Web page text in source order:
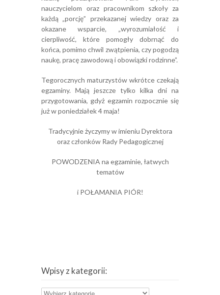
nauczycielom oraz pracownikom szkoły za
każdą „porcję” przekazanej wiedzy oraz za
okazane wsparcie, „wyrozumiałość i
cierpliwość, które pomogły dobrnąć do
końca, pomimo chwil zwątpienia, czy pogodzą
naukę, pracę zawodową i obowiązki rodzinne”.
Tegorocznych maturzystów wkrótce czekają
egzaminy. Mają jeszcze tylko kilka dni na
przygotowania, gdyż egzamin rozpocznie się
już w poniedziałek 4 maja!
Tradycyjnie życzymy w imieniu Dyrektora
oraz członków Rady Pedagogicznej
POWODZENIA na egzaminie, łatwych
tematów
i POŁAMANIA PIÓR!
Wpisy z kategorii:
Wpisy